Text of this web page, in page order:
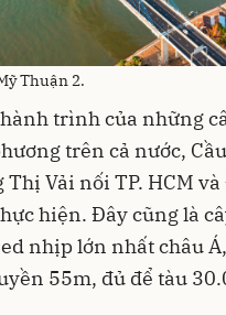
Thuận 2.
trình của những
trên cả nước,
Thị Vải nối TP. HCM
hiện. Đây cũng là
nhịp lớn nhất châu
55m, đủ để tàu